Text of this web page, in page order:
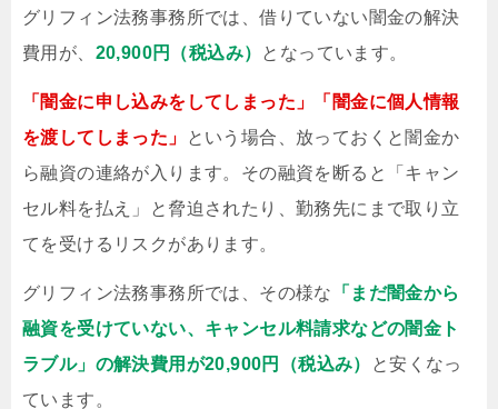
グリフィン法務事務所では、借りていない闇金の解決
費用が、 20,900円（税込み） となっています。
「闇金に申し込みをしてしまった」「闇金に個人情報
を渡してしまった」
という場合、放っておくと闇金か
ら融資の連絡が入ります。その融資を断ると「キャン
セル料を払え」と脅迫されたり、勤務先にまで取り立
てを受けるリスクがあります。
グリフィン法務事務所では、その様な
「まだ闇金から
融資を受けていない、キャンセル料請求などの闇金ト
ラブル」の解決費用が20,900円（税込み）
と安くなっ
ています。